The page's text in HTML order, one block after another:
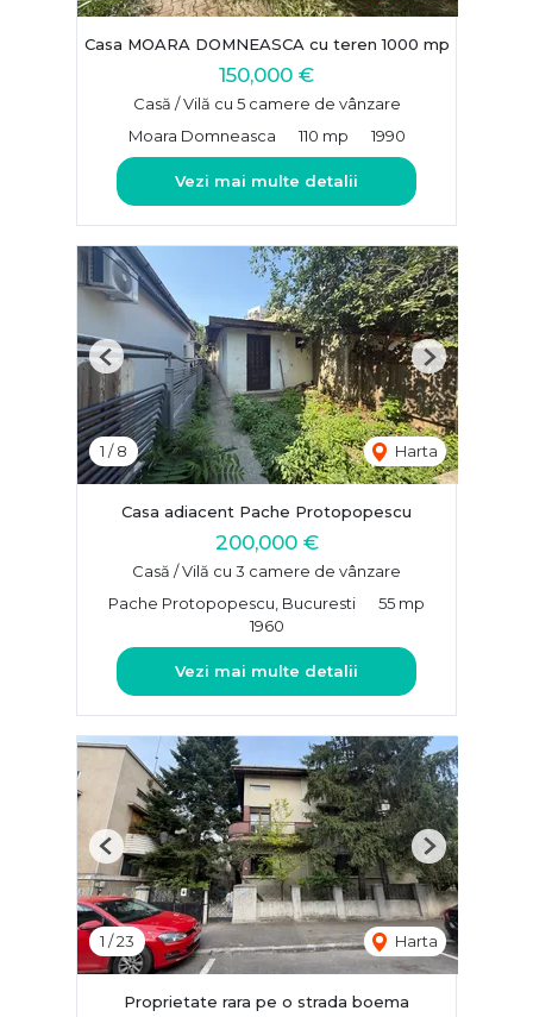
Casa MOARA DOMNEASCA cu teren 1000 mp
150,000 €
Casă / Vilă cu 5 camere de vânzare
Moara Domneasca
110 mp 1990
Vezi mai multe detalii
1 /8 Harta
Previous Next
Casa adiacent Pache Protopopescu
200,000 €
Casă / Vilă cu 3 camere de vânzare
Pache Protopopescu, Bucuresti
55 mp
1960
Vezi mai multe detalii
1 /23 Harta
Previous Next
Proprietate rara pe o strada boema